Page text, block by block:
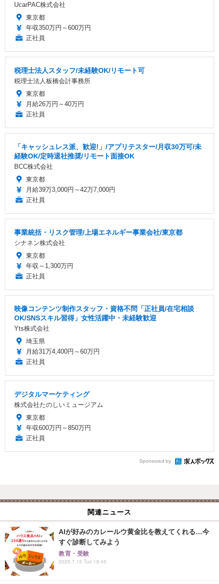
UcarPAC株式会社
東京都
年収350万円～600万円
正社員
税理士法人スタッフ/未経験OK/リモート可
税理士法人板橋会計事務所
東京都
月給26万円～40万円
正社員
「キャッシュレス派、歓迎!」/アプリテスター/月収30万可/未
経験OK/定時退社推奨/リモート面接OK
BCC株式会社
東京都
月給39万3,000円～42万7,000円
正社員
事業統括・リスク管理/上場エネルギー事業会社/東京都
シナネン株式会社
東京都
年収～1,300万円
正社員
映像コンテンツ制作スタッフ・資格不問「正社員/在宅相談
OK/SNSスキル習得」女性活躍中・未経験歓迎
Yts株式会社
埼玉県
月給31万4,400円～60万円
正社員
デジタルマーケティング
株式会社たのしいミュージアム
東京都
年収600万円～850万円
正社員
Sponsored by
関連ニュース
AIが好みのカレールウ黄金比を教えてくれる…今
すぐ診断してみよう
教育・受験
2025.7.15 Tue 18:45